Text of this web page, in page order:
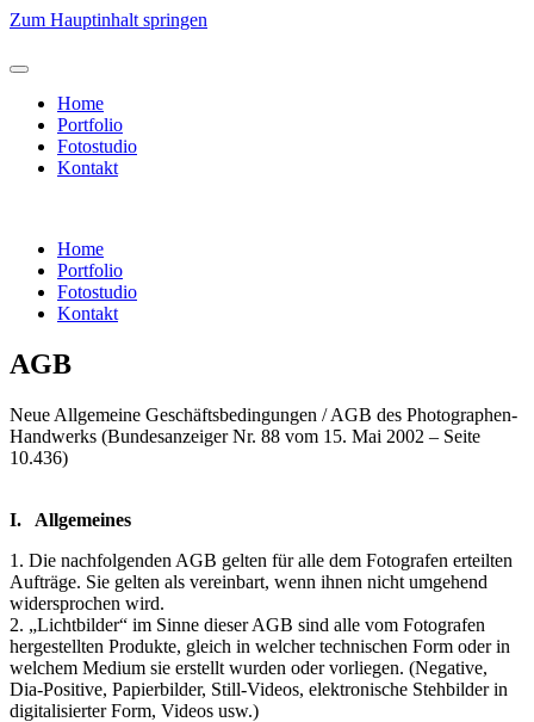
Zum Hauptinhalt springen
Home
Portfolio
Fotostudio
Kontakt
Home
Portfolio
Fotostudio
Kontakt
AGB
Neue Allgemeine Geschäftsbedingungen / AGB des Photographen-
Handwerks (Bundesanzeiger Nr. 88 vom 15. Mai 2002 – Seite
10.436)
I. Allgemeines
1. Die nachfolgenden AGB gelten für alle dem Fotografen erteilten
Aufträge. Sie gelten als vereinbart, wenn ihnen nicht umgehend
widersprochen wird.
2. „Lichtbilder“ im Sinne dieser AGB sind alle vom Fotografen
hergestellten Produkte, gleich in welcher technischen Form oder in
welchem Medium sie erstellt wurden oder vorliegen. (Negative,
Dia-Positive, Papierbilder, Still-Videos, elektronische Stehbilder in
digitalisierter Form, Videos usw.)